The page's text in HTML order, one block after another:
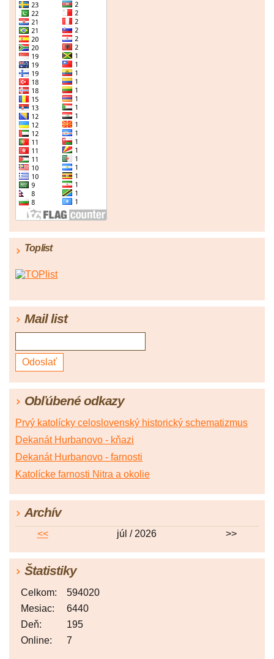
Toplist
Mail list
Obľúbené odkazy
Prvý katolícky celoslovenský historický schematizmus
Dekanát Hurbanovo - kňazi
Dekanát Hurbanovo - farnosti
Katolícke farnosti Nitra a okolie
Archív
<< júl / 2026 >>
Štatistiky
Online: 7
Celkom:
594020
Mesiac:
6440
Deň:
195